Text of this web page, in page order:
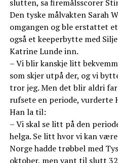
slutten, sa firemålsscorer
Den tyske målvakten Sarah
omgangen og ble erstattet
også et keeperbytte med
Katrine Lunde inn.
– Vi blir kanskje litt
som skjer utpå der, og vi
tror jeg. Men det blir aldri
rufsete en periode, vurderte
Han la til:
– Vi skal se litt på den
helga. Se litt hvor vi kan
Norge hadde trøbbel med
oktober, men vant til slutt